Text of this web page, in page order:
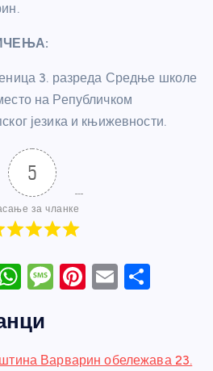
3. разреда Средње школе
на Републичком
језика и књижевности.
5
за чланке
W
at
s
M
a
Pi
e
E
e
Варварин обележава 23.